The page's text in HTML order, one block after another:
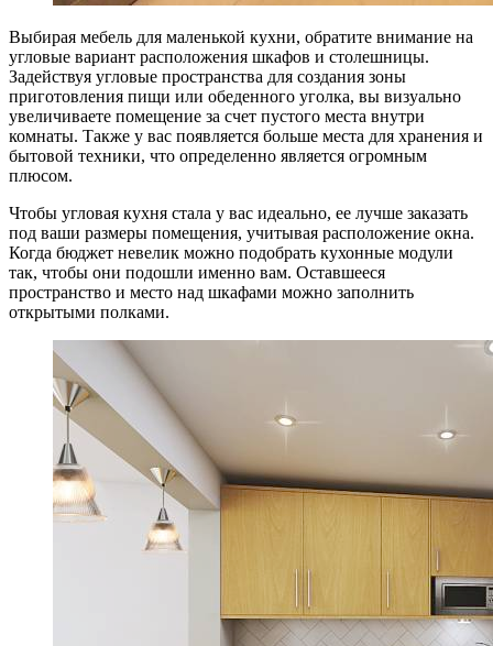
Выбирая мебель для маленькой кухни, обратите внимание на
угловые вариант расположения шкафов и столешницы.
Задействуя угловые пространства для создания зоны
приготовления пищи или обеденного уголка, вы визуально
увеличиваете помещение за счет пустого места внутри
комнаты. Также у вас появляется больше места для хранения и
бытовой техники, что определенно является огромным
плюсом.
Чтобы угловая кухня стала у вас идеально, ее лучше заказать
под ваши размеры помещения, учитывая расположение окна.
Когда бюджет невелик можно подобрать кухонные модули
так, чтобы они подошли именно вам. Оставшееся
пространство и место над шкафами можно заполнить
открытыми полками.